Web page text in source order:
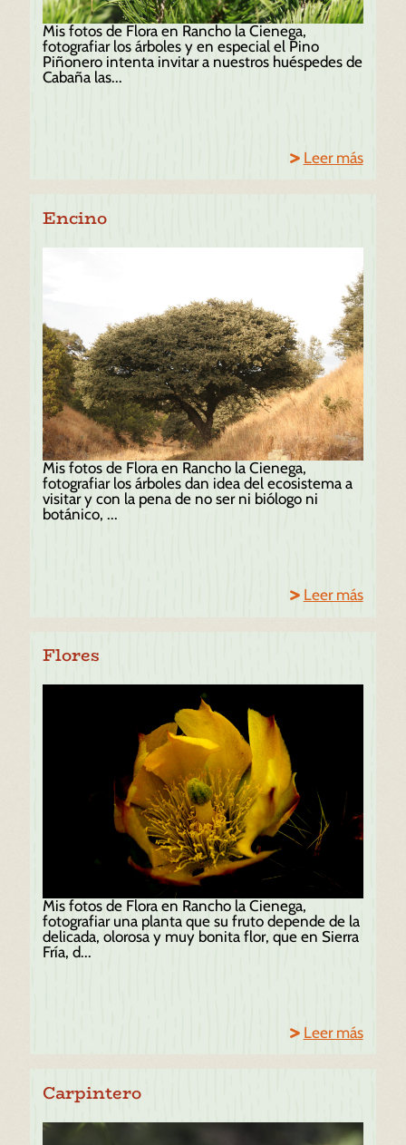
Mis fotos de Flora en Rancho la Cienega,
fotografiar los árboles y en especial el Pino
Piñonero intenta invitar a nuestros huéspedes de
Cabaña las...
Leer más
Encino
Mis fotos de Flora en Rancho la Cienega,
fotografiar los árboles dan idea del ecosistema a
visitar y con la pena de no ser ni biólogo ni
botánico, ...
Leer más
Flores
Mis fotos de Flora en Rancho la Cienega,
fotografiar una planta que su fruto depende de la
delicada, olorosa y muy bonita flor, que en Sierra
Fría, d...
Leer más
Carpintero